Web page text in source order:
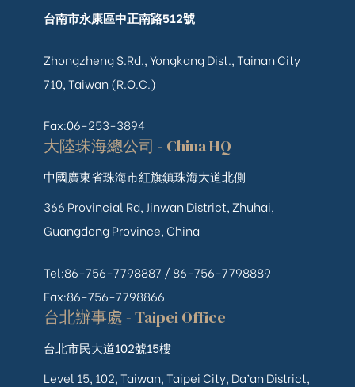
台南市永康區中正南路512號
Zhongzheng S.Rd., Yongkang Dist., Tainan City
710, Taiwan (R.O.C.)
Fax:06-253-3894
大陸珠海總公司 - China HQ
中國廣東省珠海市紅旗鎮珠海大道北側
366 Provincial Rd, Jinwan District, Zhuhai,
Guangdong Province, China
Tel:86-756-7798887 / 86-756-7798889
Fax:86-756-7798866
台北辦事處 - Taipei Office
台北市民大道102號15樓
Level 15, 102, Taiwan, Taipei City, Da’an District,